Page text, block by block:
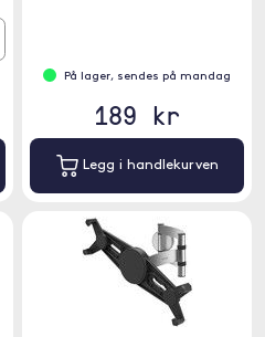
På lager, sendes på mandag
189 kr
Legg i handlekurven